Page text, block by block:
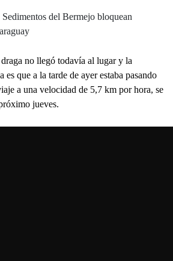
del Bermejo bloquean
no llegó todavía al lugar y la
que a la tarde de ayer estaba pasando
a una velocidad de 5,7 km por hora, se
jueves.